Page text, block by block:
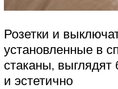
Розетки и
установленные в
стаканы, выглядят
и эстетично